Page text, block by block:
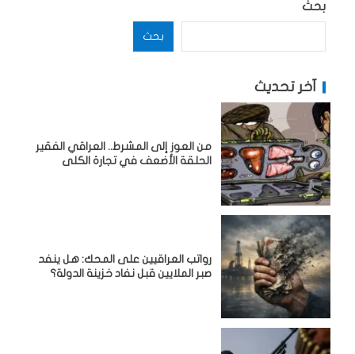
بحث
بحث
آخر تحديث
من العوز إلى المشرط.. العراقي الفقير
الحلقة الأضعف في تجارة الكلى
رواتب العراقيين على المحك: هل ينفد
صبر الملايين قبل نفاد خزينة الدولة؟